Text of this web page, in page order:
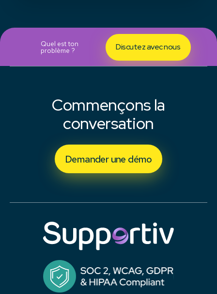
Quel est ton
problème ? Discutez avec nous
Commençons la
conversation
Demander une démo